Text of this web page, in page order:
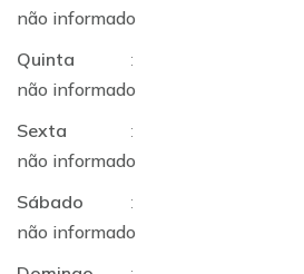
não informado
Quinta
:
não informado
Sexta
:
não informado
Sábado
:
não informado